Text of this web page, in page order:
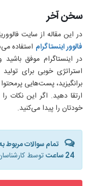
سخن آخر
در این مقاله از سایت
فالوور اینستاگرام استفاده
در اینستاگرام موفق
استراتژی خوبی برای تولید
برانگیزید، پست‌هایی
ارتقا دهید. اگر این نکات
خودتان را پیدا می‌کنید.
تمام سوالات مربوط
24 ساعت
توسط